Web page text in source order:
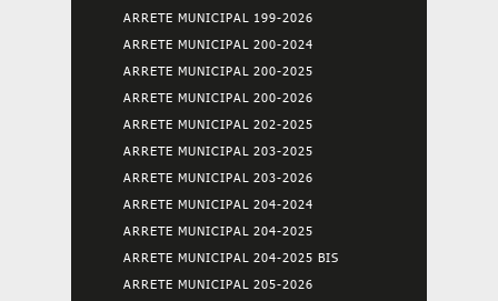
ARRETE MUNICIPAL 199-2026
ARRETE MUNICIPAL 200-2024
ARRETE MUNICIPAL 200-2025
ARRETE MUNICIPAL 200-2026
ARRETE MUNICIPAL 202-2025
ARRETE MUNICIPAL 203-2025
ARRETE MUNICIPAL 203-2026
ARRETE MUNICIPAL 204-2024
ARRETE MUNICIPAL 204-2025
ARRETE MUNICIPAL 204-2025 BIS
ARRETE MUNICIPAL 205-2026